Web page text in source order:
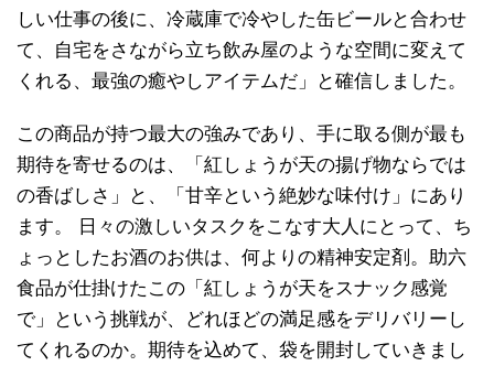
しい仕事の後に、冷蔵庫で冷やした缶ビールと合わせ
て、自宅をさながら立ち飲み屋のような空間に変えて
くれる、最強の癒やしアイテムだ」と確信しました。
この商品が持つ最大の強みであり、手に取る側が最も
期待を寄せるのは、「紅しょうが天の揚げ物ならでは
の香ばしさ」と、「甘辛という絶妙な味付け」にあり
ます。 日々の激しいタスクをこなす大人にとって、ち
ょっとしたお酒のお供は、何よりの精神安定剤。助六
食品が仕掛けたこの「紅しょうが天をスナック感覚
で」という挑戦が、どれほどの満足感をデリバリーし
てくれるのか。期待を込めて、袋を開封していきまし